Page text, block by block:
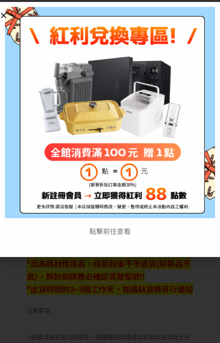
*此為耗材性用品，經拆封後不予退貨(除新品不
良)，拆封前請務必確認清楚型號!!
*出貨時間約3~5個工作天，如遇缺貨將另行通知
注意事項:
1.根據消保法第19條規定，網路購物消費者均享有商品到貨七天
點擊前往查看